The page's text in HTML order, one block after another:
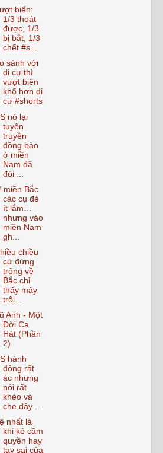
biển:
1/3 thoát
được, 1/3
bị bắt, 1/3
chết #s...
sánh với
di cư thì
vượt biên
khổ hơn di
cư #shorts
nó lại
tuyên
truyền
đồng bào
ở miền
Nam đã
đói ...
miền Bắc
các cụ đẻ
ít lắm…
nhưng vào
miền Nam
gh...
chiều
cứ đứng
trông về
Bắc chỉ
thấy mây
trôi...
Anh - Một
Đời Ca
Hát (Phần
2)
hành
động rất
ác nhưng
nói rất
khéo và
che đậy ...
nhất là
khi kẻ cầm
quyền hay
tay sai của